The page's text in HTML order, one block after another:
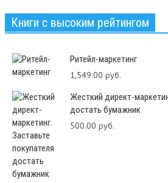
Книги с высоким рейтингом
Ритейл-маркетинг
1,549.00 руб.
Жесткий директ-
достать бумажник
500.00 руб.